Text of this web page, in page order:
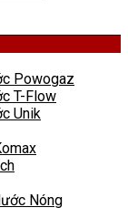
Powogaz
T-Flow
Unik
Nóng